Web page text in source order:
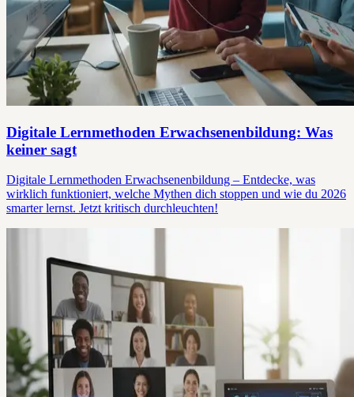
Digitale Lernmethoden Erwachsenenbildung: Was
keiner sagt
Digitale Lernmethoden Erwachsenenbildung – Entdecke, was
wirklich funktioniert, welche Mythen dich stoppen und wie du 2026
smarter lernst. Jetzt kritisch durchleuchten!